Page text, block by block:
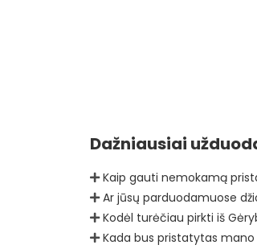
Dažniausiai
Kaip gauti nemokamą
Ar jūsų parduodamuose
Kodėl turėčiau pirkti iš
Kada bus pristatytas mano